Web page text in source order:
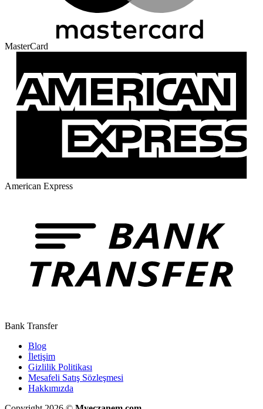
MasterCard
American Express
Bank Transfer
Blog
İletişim
Gizlilik Politikası
Mesafeli Satış Sözleşmesi
Hakkımızda